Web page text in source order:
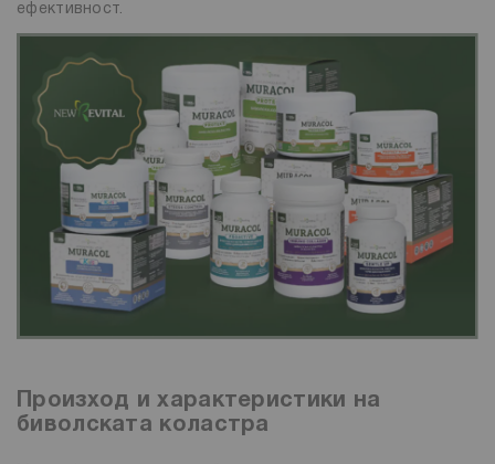
ефективност.
Произход и характеристики на
биволската коластра